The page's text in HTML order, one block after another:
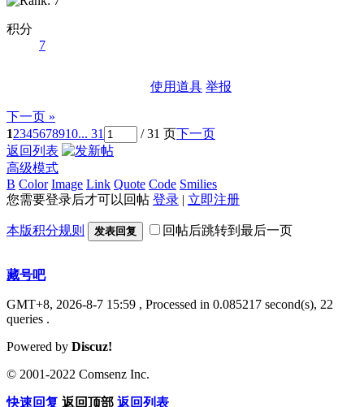
积分
7
使用道具 举报
下一页 »
12345678910... 31 / 31 页下一页
返回列表
高级模式
B Color Image Link Quote Code Smilies
您需要登录后才可以回帖 登录 | 立即注册
本版积分规则 发表回复 回帖后跳转到最后一页
藏号吧
GMT+8, 2026-8-7 15:59 , Processed in 0.085217 second(s), 22
queries .
Powered by Discuz!
© 2001-2022 Comsenz Inc.
快速回复 返回顶部 返回列表